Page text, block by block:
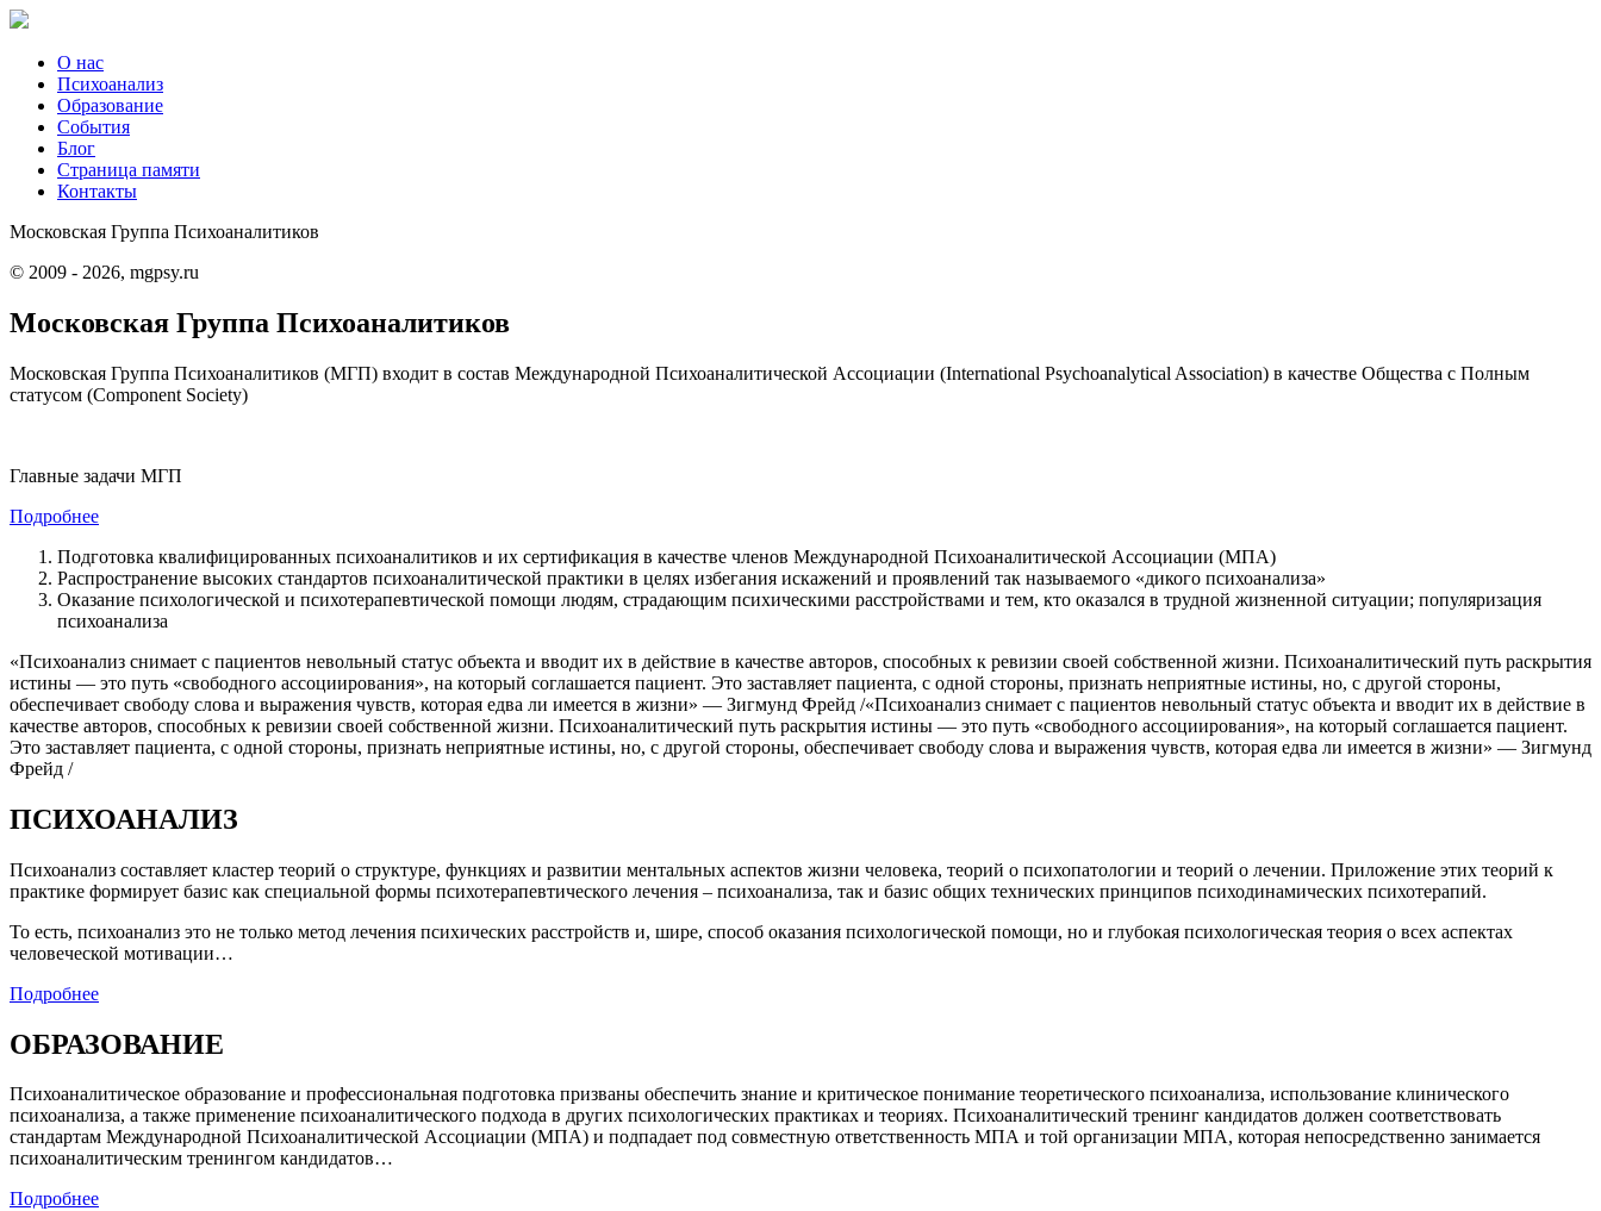
О нас
Психоанализ
Образование
События
Блог
Страница памяти
Контакты
Московская Группа Психоаналитиков
© 2009 - 2026, mgpsy.ru
Московская Группа Психоаналитиков
Московская Группа Психоаналитиков (МГП) входит в состав Международной Психоаналитической Ассоциации (International Psychoanalytical Association) в качестве Общества с Полным
статусом (Component Society)
Главные задачи МГП
Подробнее
Подготовка квалифицированных психоаналитиков и их сертификация в качестве членов Международной Психоаналитической Ассоциации (МПА)
Распространение высоких стандартов психоаналитической практики в целях избегания искажений и проявлений так называемого «дикого психоанализа»
Оказание психологической и психотерапевтической помощи людям, страдающим психическими расстройствами и тем, кто оказался в трудной жизненной ситуации; популяризация
психоанализа
«Психоанализ снимает с пациентов невольный статус объекта и вводит их в действие в качестве авторов, способных к ревизии своей собственной жизни. Психоаналитический путь раскрытия
истины — это путь «свободного ассоциирования», на который соглашается пациент. Это заставляет пациента, с одной стороны, признать неприятные истины, но, с другой стороны,
обеспечивает свободу слова и выражения чувств, которая едва ли имеется в жизни» — Зигмунд Фрейд /«Психоанализ снимает с пациентов невольный статус объекта и вводит их в действие в
качестве авторов, способных к ревизии своей собственной жизни. Психоаналитический путь раскрытия истины — это путь «свободного ассоциирования», на который соглашается пациент.
Это заставляет пациента, с одной стороны, признать неприятные истины, но, с другой стороны, обеспечивает свободу слова и выражения чувств, которая едва ли имеется в жизни» — Зигмунд
Фрейд /
ПСИХОАНАЛИЗ
Психоанализ составляет кластер теорий о структуре, функциях и развитии ментальных аспектов жизни человека, теорий о психопатологии и теорий о лечении. Приложение этих теорий к
практике формирует базис как специальной формы психотерапевтического лечения – психоанализа, так и базис общих технических принципов психодинамических психотерапий.
То есть, психоанализ это не только метод лечения психических расстройств и, шире, способ оказания психологической помощи, но и глубокая психологическая теория о всех аспектах
человеческой мотивации…
Подробнее
ОБРАЗОВАНИЕ
Психоаналитическое образование и профессиональная подготовка призваны обеспечить знание и критическое понимание теоретического психоанализа, использование клинического
психоанализа, а также применение психоаналитического подхода в других психологических практиках и теориях. Психоаналитический тренинг кандидатов должен соответствовать
стандартам Международной Психоаналитической Ассоциации (МПА) и подпадает под совместную ответственность МПА и той организации МПА, которая непосредственно занимается
психоаналитическим тренингом кандидатов…
Подробнее